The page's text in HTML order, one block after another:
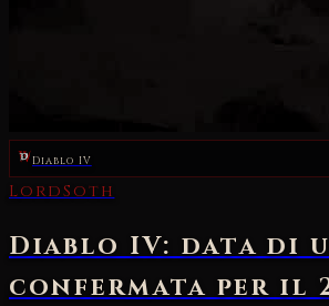
Diablo IV
LordSoth
Diablo IV: data di
confermata per il